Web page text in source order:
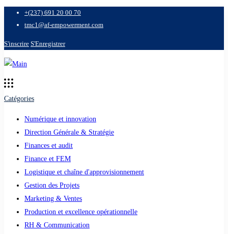
+(237) 691 20 00 70
tmc1@af-empowerment.com
S'inscrire S'Enregistrer
Catégories
Numérique et innovation
Direction Générale & Stratégie
Finances et audit
Finance et FEM
Logistique et chaîne d'approvisionnement
Gestion des Projets
Marketing & Ventes
Production et excellence opérationnelle
RH & Communication